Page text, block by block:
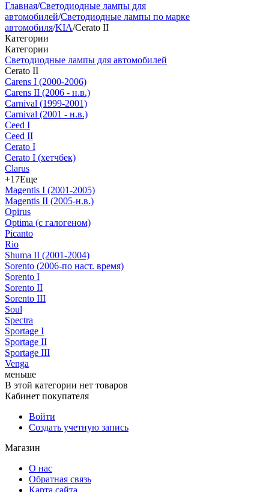
Главная/Светодиодные лампы для
автомобилей/Светодиодные лампы по марке
автомобиля/KIA/Cerato II
Категории
Категории
Светодиодные лампы для автомобилей
Cerato II
Carens I (2000-2006)
Carens II (2006 - н.в.)
Carnival (1999-2001)
Carnival (2001 - н.в.)
Ceed I
Ceed II
Cerato I
Cerato I (хетчбек)
Clarus
+17Еще
Magentis I (2001-2005)
Magentis II (2005-н.в.)
Opirus
Optima (с галогеном)
Picanto
Rio
Shuma II (2001-2004)
Sorento (2006-по наст. время)
Sorento I
Sorento II
Sorento III
Soul
Spectra
Sportage I
Sportage II
Sportage III
Venga
меньше
В этой категории нет товаров
Кабинет покупателя
Войти
Создать учетную запись
Магазин
О нас
Обратная связь